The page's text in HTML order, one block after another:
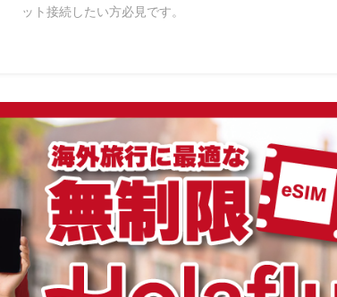
ット接続したい方必見です。